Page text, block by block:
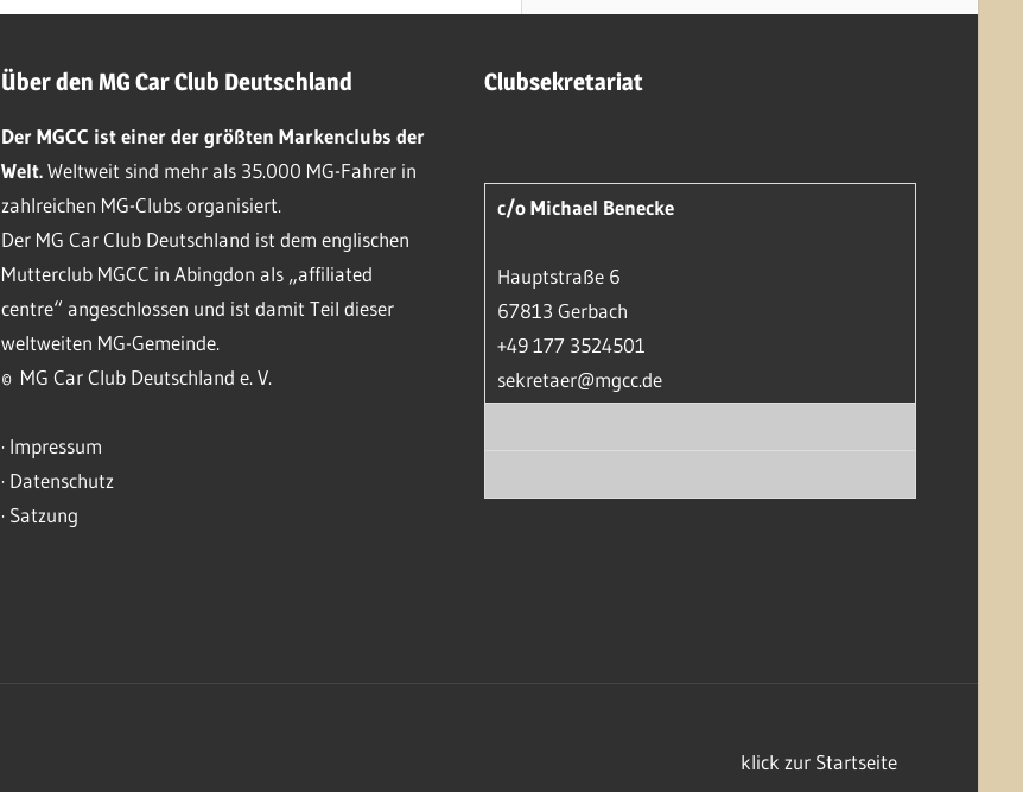
Über den MG Car Club Deutschland
Der MGCC ist einer der größten Markenclubs der
Welt.Weltweit sind mehr als 35.000 MG-Fahrer in
zahlreichen MG-Clubs organisiert.
Der MG Car Club Deutschland ist dem englischen
Mutterclub MGCC in Abingdon als „affiliated
centre“ angeschlossen und ist damit Teil dieser
weltweiten MG-Gemeinde.
© MG Car Club Deutschland e. V.
· Impressum
· Datenschutz
· Satzung
Clubsekretariat
c/o Michael Benecke
Hauptstraße 6
67813 Gerbach
+49 177 3524501
sekretaer@mgcc.de
klick zur Startseite